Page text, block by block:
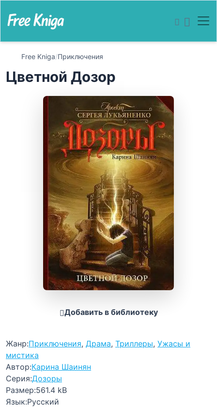
Free Kniga/Приключения
Цветной Дозор
Добавить в библиотеку
Жанр:Приключения, Драма, Триллеры, Ужасы и
мистика
Автор:Карина Шаинян
Серия:Дозоры
Размер:561.4 kB
Язык:Русский